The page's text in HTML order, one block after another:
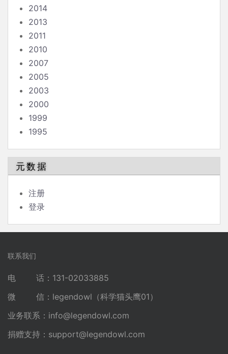
2014
2013
2011
2010
2007
2005
2003
2000
1999
1995
元数据
注册
登录
联系我们
电 话：131-02033885
微 信：legendowl（科学猫头鹰01）
业务联系： info@legendowl.com
捐赠支持： support@legendowl.com